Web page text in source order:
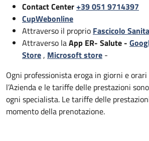
Contact Center+39 051 9714397
CupWebonline
Attraverso il proprio Fascicolo
Attraverso laApp ER- Salute -
Store, Microsoft store -
Ogni professionista eroga in giorni e
l’Azienda e le tariffe delle prestazioni
ogni specialista. Le tariffe delle
momento della prenotazione.